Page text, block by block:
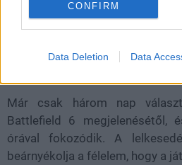
CONFIRM
Data Deletion Data
A játék vezető producere
Loaded
Már csak három nap
Battlefield 6 megjelenésétől,
órával fokozódik. A
beárnyékolja a félelem, hogy a